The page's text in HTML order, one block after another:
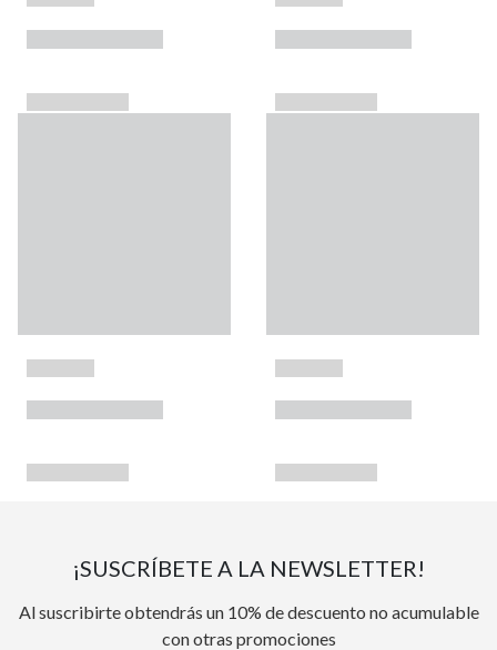
¡SUSCRÍBETE A LA NEWSLETTER!
Al suscribirte obtendrás un 10% de descuento no acumulable
con otras promociones